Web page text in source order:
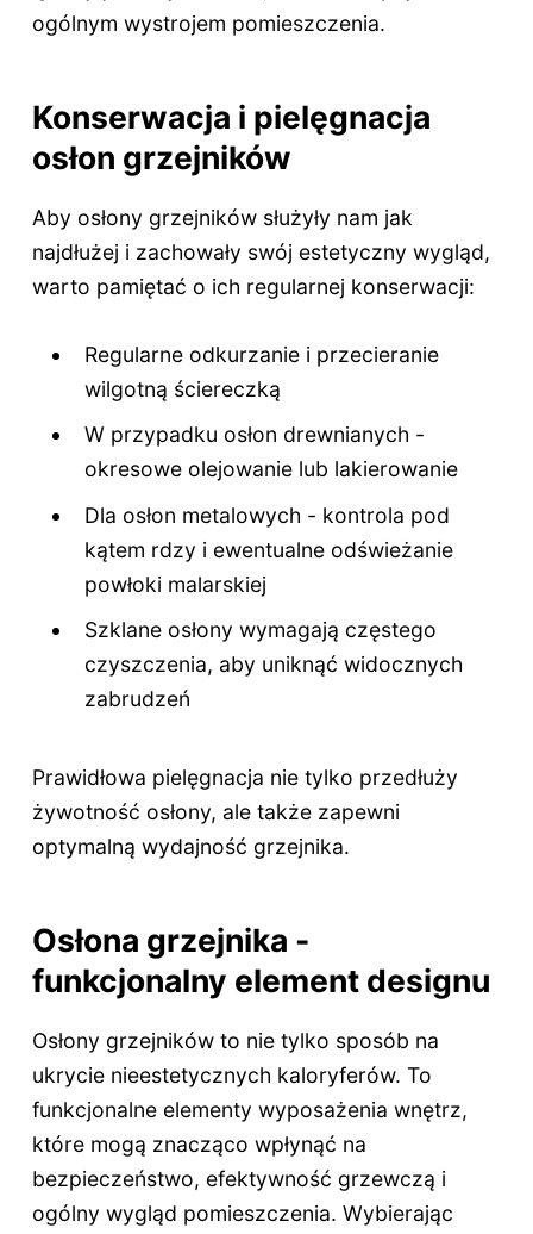
ogólnym wystrojem pomieszczenia.
Konserwacja i pielęgnacja
osłon grzejników
Aby osłony grzejników służyły nam jak
najdłużej i zachowały swój estetyczny wygląd,
warto pamiętać o ich regularnej konserwacji:
Regularne odkurzanie i przecieranie
wilgotną ściereczką
W przypadku osłon drewnianych -
okresowe olejowanie lub lakierowanie
Dla osłon metalowych - kontrola pod
kątem rdzy i ewentualne odświeżanie
powłoki malarskiej
Szklane osłony wymagają częstego
czyszczenia, aby uniknąć widocznych
zabrudzeń
Prawidłowa pielęgnacja nie tylko przedłuży
żywotność osłony, ale także zapewni
optymalną wydajność grzejnika.
Osłona grzejnika -
funkcjonalny element designu
Osłony grzejników to nie tylko sposób na
ukrycie nieestetycznych kaloryferów. To
funkcjonalne elementy wyposażenia wnętrz,
które mogą znacząco wpłynąć na
bezpieczeństwo, efektywność grzewczą i
ogólny wygląd pomieszczenia. Wybierając